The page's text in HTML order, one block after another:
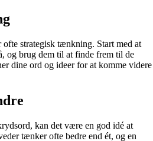
strategisk tænkning. Start med at
og brug dem til at finde frem til de
dine ord og ideer for at komme videre
kan det være en god idé at
tænker ofte bedre end ét, og en